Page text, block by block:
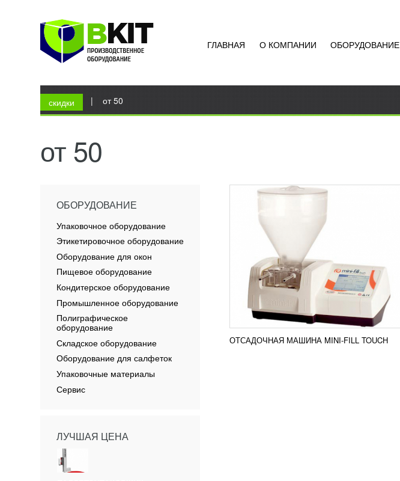
ГЛАВНАЯ О КОМПАНИИ ОБОРУДОВАНИЕ
Вы здесь
Главная | от 50
от 50
УЗНАТЬ ЦЕНУ
Отсадочная машина Mini-fill Touch
Отсадочное оборудование данной
серии имеет компактный размер и
ОТСАДОЧНАЯ МАШИНА MINI-FILL TOUCH
ОБОРУДОВАНИЕ
Упаковочное оборудование
Этикетировочное оборудование
Оборудование для окон
Пищевое оборудование
Кондитерское оборудование
Промышленное оборудование
Полиграфическое
оборудование
Складское оборудование
Оборудование для салфеток
Упаковочные материалы
Сервис
ЛУЧШАЯ ЦЕНА
скидки